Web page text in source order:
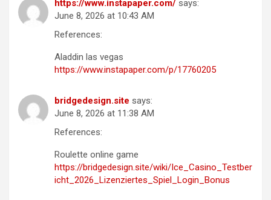
https://www.instapaper.com/ says:
June 8, 2026 at 10:43 AM
References:
Aladdin las vegas
https://www.instapaper.com/p/17760205
bridgedesign.site says:
June 8, 2026 at 11:38 AM
References:
Roulette online game
https://bridgedesign.site/wiki/Ice_Casino_Testber
icht_2026_Lizenziertes_Spiel_Login_Bonus